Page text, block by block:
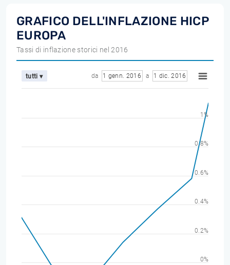
GRAFICO DELL'INFLAZIONE HICP
EUROPA
Tassi di inflazione storici nel 2016
tutti ▾ da 1 genn. 2016 a 1 dic. 2016
0%
0.2%
0.4%
0.6%
0.8%
1%